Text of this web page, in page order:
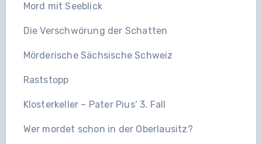
Mord mit Seeblick
Die Verschwörung der Schatten
Mörderische Sächsische Schweiz
Raststopp
Klosterkeller – Pater Pius‘ 3. Fall
Wer mordet schon in der Oberlausitz?